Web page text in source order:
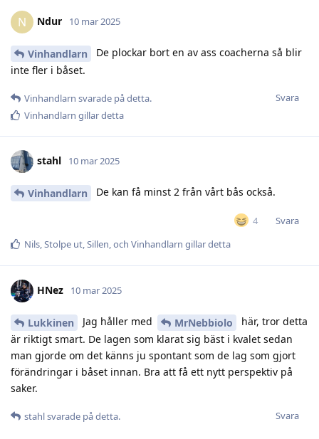
N Ndur 10 mar 2025
Vinhandlarn
De plockar bort en av ass coacherna så blir
inte fler i båset.
Svara
Vinhandlarn svarade på detta.
Vinhandlarn gillar detta
stahl 10 mar 2025
Vinhandlarn De kan få minst 2 från vårt bås också.
4
Svara
Nils,Stolpe ut,Sillen, och Vinhandlarn gillar detta
HNez 10 mar 2025
Lukkinen Jag håller med MrNebbiolo
här, tror detta
är riktigt smart. De lagen som klarat sig bäst i kvalet sedan
man gjorde om det känns ju spontant som de lag som gjort
förändringar i båset innan. Bra att få ett nytt perspektiv på
saker.
Svara
stahlsvarade på detta.